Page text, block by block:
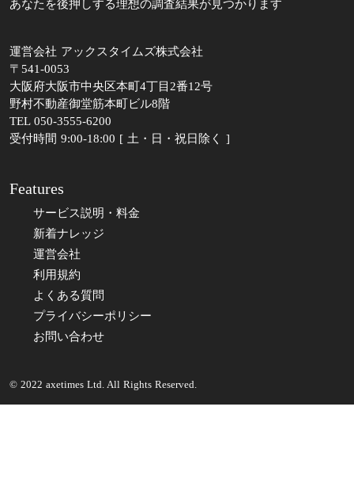
あなたを後押しする理想の調査結果が見つかります
運営会社 アックスタイムズ株式会社
〒541-0053
大阪府大阪市中央区本町4丁目2番12号
野村不動産御堂筋本町ビル8階
TEL 050-3555-6200
受付時間 9:00-18:00 [ 土・日・祝日除く ]
Features
サービス説明・料金
新着ナレッジ
運営会社
利用規約
よくある質問
プライバシーポリシー
お問い合わせ
© 2022 axetimes Ltd. All Rights Reserved.